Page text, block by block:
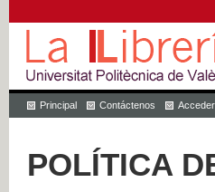
Principal Contáctenos Acceder
POLÍTICA